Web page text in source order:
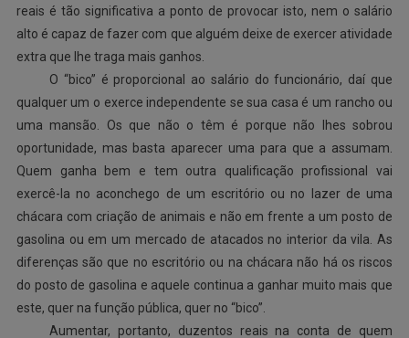
reais é tão significativa a ponto de provocar isto, nem o salário
alto é capaz de fazer com que alguém deixe de exercer atividade
extra que lhe traga mais ganhos.
O “bico” é proporcional ao salário do funcionário, daí que
qualquer um o exerce independente se sua casa é um rancho ou
uma mansão. Os que não o têm é porque não lhes sobrou
oportunidade, mas basta aparecer uma para que a assumam.
Quem ganha bem e tem outra qualificação profissional vai
exercê-la no aconchego de um escritório ou no lazer de uma
chácara com criação de animais e não em frente a um posto de
gasolina ou em um mercado de atacados no interior da vila. As
diferenças são que no escritório ou na chácara não há os riscos
do posto de gasolina e aquele continua a ganhar muito mais que
este, quer na função pública, quer no “bico”.
Aumentar, portanto, duzentos reais na conta de quem